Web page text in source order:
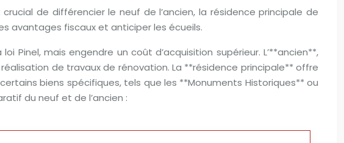
de différencier le neuf de l’ancien, la résidence principale de
avantages fiscaux et anticiper les écueils.
mais engendre un coût d’acquisition supérieur. L’**ancien**,
de travaux de rénovation. La **résidence principale** offre
biens spécifiques, tels que les **Monuments Historiques** ou
du neuf et de l’ancien :